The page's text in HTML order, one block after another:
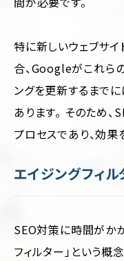
特に新しいウェブサ
合、Googleがこれら
ングを更新するまで
あります。 そのため
プロセスであり、効果
エイジングフィ
SEO対策に時間がか
フィルター」という概